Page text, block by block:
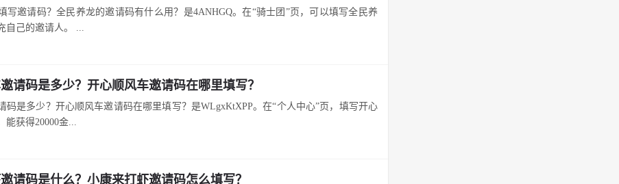
写邀请码？全民养龙的邀请码有什么用？是4ANHGQ。在“骑士团”页，可以填写全民养
自己的邀请人。 ...
请码是多少？开心顺风车邀请码在哪里填写？
码是多少？开心顺风车邀请码在哪里填写？是WLgxKtXPP。在“个人中心”页，填写开心
能获得20000金...
请码是什么？小康来打虾邀请码怎么填写？